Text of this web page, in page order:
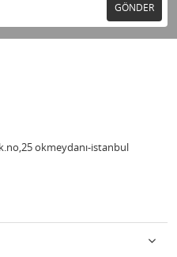
GÖNDER
okmeydanı-istanbul